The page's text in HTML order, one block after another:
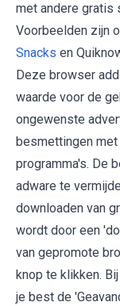
met andere gratis
Voorbeelden zijn
Snacks en
Deze browser
waarde voor de
ongewenste
besmettingen
programma's. De
adware te
downloaden van
wordt door een
van gepromote
knop te klikken.
je best de